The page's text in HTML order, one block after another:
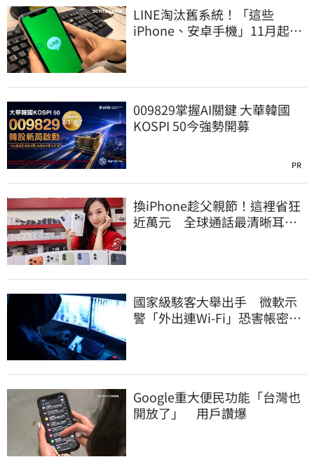
LINE淘汰舊系統！「這些
iPhone、安卓手機」11月起無
009829掌握AI關鍵 大華韓國
KOSPI 50今強勢開募
PR
換iPhone趁父親節！這裡省狂
近萬元 全球通話最清晰耳機
國家級駭客大舉出手 微軟示
警「外出連Wi-Fi」恐害帳密被
Google重大便民功能「台灣也
開放了」 用戶讚爆